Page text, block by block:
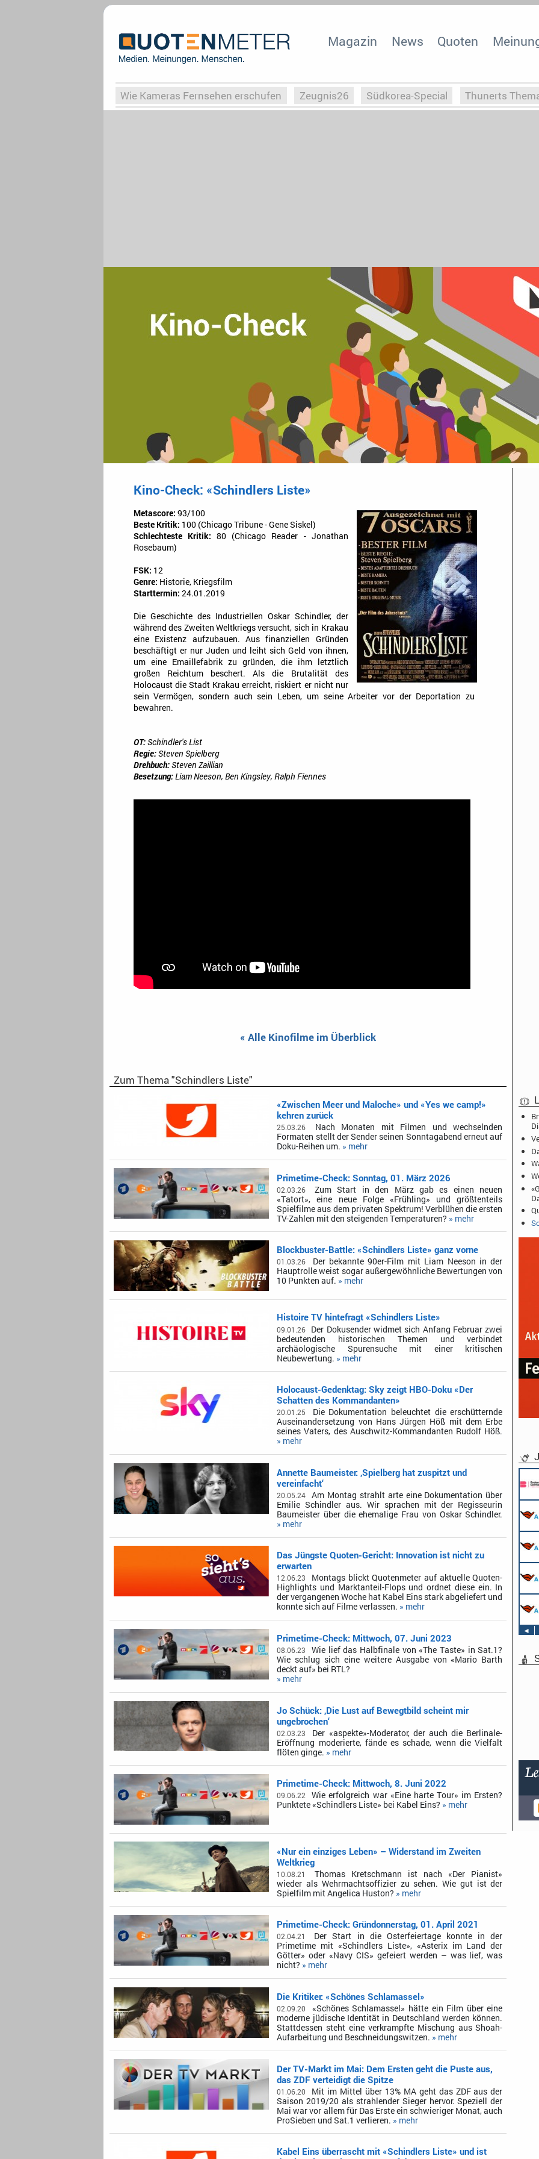
Magazin News Quoten
Wie Kameras Fernsehen erschufen Zeugnis26 Südkorea-Special Thunerts
Kino-Check: «Schindlers Liste»
Metascore: 93/100
Beste Kritik: 100 (Chicago Tribune - Gene Siskel)
Schlechteste Kritik: 80 (Chicago Reader - Jonathan
Rosebaum)
FSK: 12
Genre: Historie, Kriegsfilm
Starttermin: 24.01.2019
Die Geschichte des Industriellen Oskar Schindler, der
während des Zweiten Weltkriegs versucht, sich in Krakau
eine Existenz aufzubauen. Aus finanziellen Gründen
beschäftigt er nur Juden und leiht sich Geld von ihnen,
um eine Emaillefabrik zu gründen, die ihm letztlich
großen Reichtum beschert. Als die Brutalität des
Holocaust die Stadt Krakau erreicht, riskiert er nicht nur
sein Vermögen, sondern auch sein Leben, um seine Arbeiter vor der Deportation zu
bewahren.
OT:Schindler's List
Regie:Steven Spielberg
Drehbuch:Steven Zaillian
Besetzung:Liam Neeson, Ben Kingsley, Ralph Fiennes
« Alle Kinofilme im Überblick
Zum Thema "Schindlers Liste"
«Zwischen Meer und Maloche» und «Yes we camp!»
kehren zurück
25.03.26
Nach Monaten mit Filmen und wechselnden
Formaten stellt der Sender seinen Sonntagabend erneut auf
Doku-Reihen um. » mehr
Primetime-Check: Sonntag, 01. März 2026
02.03.26
Zum Start in den März gab es einen neuen
«Tatort», eine neue Folge «Frühling» und größtenteils
Spielfilme aus dem privaten Spektrum! Verblühen die ersten
TV-Zahlen mit den steigenden Temperaturen? » mehr
Blockbuster-Battle: «Schindlers Liste» ganz vorne
01.03.26
Der bekannte 90er-Film mit Liam Neeson in der
Hauptrolle weist sogar außergewöhnliche Bewertungen von
10 Punkten auf. » mehr
Histoire TV hintefragt «Schindlers Liste»
09.01.26
Der Dokusender widmet sich Anfang Februar zwei
bedeutenden historischen Themen und verbindet
archäologische Spurensuche mit einer kritischen
Neubewertung. » mehr
Holocaust-Gedenktag: Sky zeigt HBO-Doku «Der
Schatten des Kommandanten»
20.01.25
Die Dokumentation beleuchtet die erschütternde
Auseinandersetzung von Hans Jürgen Höß mit dem Erbe
seines Vaters, des Auschwitz-Kommandanten Rudolf Höß.
» mehr
Annette Baumeister: ‚Spielberg hat zuspitzt und
vereinfacht‘
20.05.24
Am Montag strahlt arte eine Dokumentation über
Emilie Schindler aus. Wir sprachen mit der Regisseurin
Baumeister über die ehemalige Frau von Oskar Schindler.
» mehr
Das Jüngste Quoten-Gericht: Innovation ist nicht zu
erwarten
12.06.23
Montags blickt Quotenmeter auf aktuelle Quoten-
Highlights und Marktanteil-Flops und ordnet diese ein. In
der vergangenen Woche hat Kabel Eins stark abgeliefert und
konnte sich auf Filme verlassen. » mehr
Primetime-Check: Mittwoch, 07. Juni 2023
08.06.23
Wie lief das Halbfinale von «The Taste» in Sat.1?
Wie schlug sich eine weitere Ausgabe von «Mario Barth
deckt auf» bei RTL?
» mehr
Jo Schück: ‚Die Lust auf Bewegtbild scheint mir
ungebrochen‘
02.03.23
Der «aspekte»-Moderator, der auch die Berlinale-
Eröffnung moderierte, fände es schade, wenn die Vielfalt
flöten ginge. » mehr
Primetime-Check: Mittwoch, 8. Juni 2022
09.06.22
Wie erfolgreich war «Eine harte Tour» im Ersten?
Punktete «Schindlers Liste» bei Kabel Eins? » mehr
«Nur ein einziges Leben» – Widerstand im Zweiten
Weltkrieg
10.08.21
Thomas Kretschmann ist nach «Der Pianist»
wieder als Wehrmachtsoffizier zu sehen. Wie gut ist der
Spielfilm mit Angelica Huston? » mehr
Primetime-Check: Gründonnerstag, 01. April 2021
02.04.21
Der Start in die Osterfeiertage konnte in der
Primetime mit «Schindlers Liste», «Asterix im Land der
Götter» oder «Navy CIS» gefeiert werden – was lief, was
nicht? » mehr
Die Kritiker: «Schönes Schlamassel»
02.09.20
«Schönes Schlamassel» hätte ein Film über eine
moderne jüdische Identität in Deutschland werden können.
Stattdessen steht eine verkrampfte Mischung aus Shoah-
Aufarbeitung und Beschneidungswitzen. » mehr
Der TV-Markt im Mai: Dem Ersten geht die Puste aus,
das ZDF verteidigt die Spitze
01.06.20
Mit im Mittel über 13% MA geht das ZDF aus der
Saison 2019/20 als strahlender Sieger hervor. Speziell der
Mai war vor allem für Das Erste ein schwieriger Monat, auch
ProSieben und Sat.1 verlieren. » mehr
Kabel Eins überrascht mit «Schindlers Liste» und ist
◄